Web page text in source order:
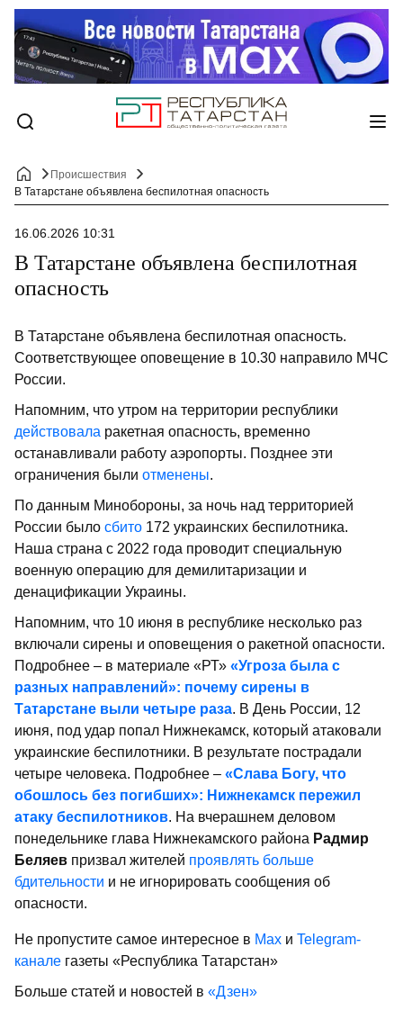
Происшествия
В Татарстане объявлена беспилотная опасность
16.06.2026 10:31
В Татарстане объявлена беспилотная
опасность
В Татарстане объявлена беспилотная опасность.
Соответствующее оповещение в 10.30 направило МЧС
России.
Напомним, что утром на территории республики
действовала ракетная опасность, временно
останавливали работу аэропорты. Позднее эти
ограничения были отменены.
По данным Минобороны, за ночь над территорией
России было сбито 172 украинских беспилотника.
Наша страна с 2022 года проводит специальную
военную операцию для демилитаризации и
денацификации Украины.
Напомним, что 10 июня в республике несколько раз
включали сирены и оповещения о ракетной опасности.
Подробнее – в материале «РТ» «Угроза была с
разных направлений»: почему сирены в
Татарстане выли четыре раза. В День России, 12
июня, под удар попал Нижнекамск, который атаковали
украинские беспилотники. В результате пострадали
четыре человека. Подробнее – «Слава Богу, что
обошлось без погибших»: Нижнекамск пережил
атаку беспилотников. На вчерашнем деловом
понедельнике глава Нижнекамского района Радмир
Беляев призвал жителей проявлять больше
бдительности и не игнорировать сообщения об
опасности.
Не пропустите самое интересное в Max и Telegram-
канале газеты «Республика Татарстан»
Больше статей и новостей в «Дзен»